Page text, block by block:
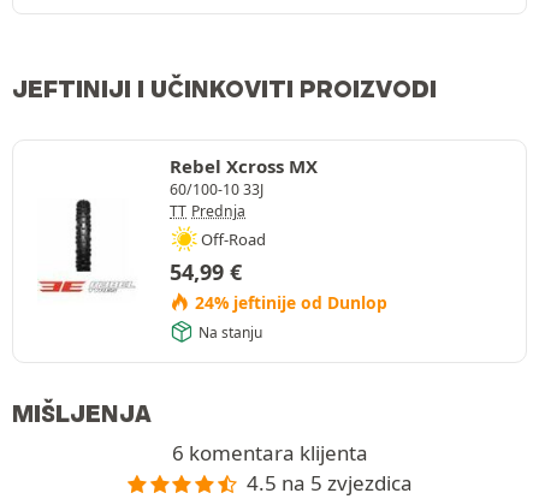
JEFTINIJI I UČINKOVITI PROIZVODI
Rebel Xcross MX
60/100-10 33J
TT Prednja
Off-Road
54,99 €
24% jeftinije od Dunlop
Na stanju
MIŠLJENJA
6 komentara klijenta
4.5 na 5 zvjezdica